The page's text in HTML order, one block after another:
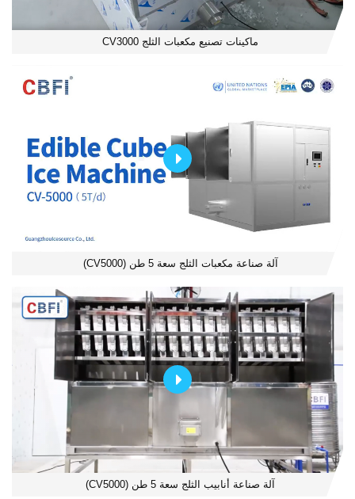
ماكينات تصنيع مكعبات الثلج CV3000
آلة صناعة مكعبات الثلج سعة 5 طن (CV5000)
آلة صناعة أنابيب الثلج سعة 5 طن (CV5000)